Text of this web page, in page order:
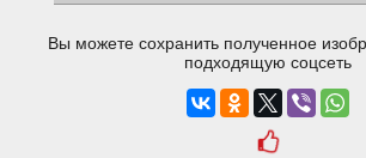
Вы можете сохранить полученное
подходящую соцсеть